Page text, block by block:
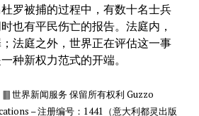
罗被捕的过程中，有数十名士兵
也有平民伤亡的报告。法庭内，
法庭之外，世界正在评估这一事
种新权力范式的开端。
世界新闻服务 保留所有权利 Guzzo
– 注册编号：1441（意大利都灵出版